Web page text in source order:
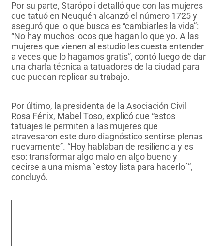
Por su parte, Starópoli detalló que con las mujeres
que tatuó en Neuquén alcanzó el número 1725 y
aseguró que lo que busca es “cambiarles la vida”:
“No hay muchos locos que hagan lo que yo. A las
mujeres que vienen al estudio les cuesta entender
a veces que lo hagamos gratis”, contó luego de dar
una charla técnica a tatuadores de la ciudad para
que puedan replicar su trabajo.
Por último, la presidenta de la Asociación Civil
Rosa Fénix, Mabel Toso, explicó que “estos
tatuajes le permiten a las mujeres que
atravesaron este duro diagnóstico sentirse plenas
nuevamente”. “Hoy hablaban de resiliencia y es
eso: transformar algo malo en algo bueno y
decirse a una misma `estoy lista para hacerlo´”,
concluyó.